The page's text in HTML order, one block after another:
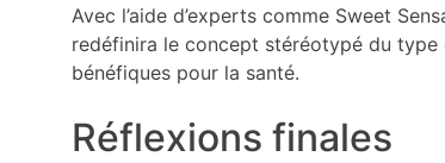
Avec l’aide d’experts comme Sweet
redéfinira le concept stéréotypé du
bénéfiques pour la santé.
Réflexions finales